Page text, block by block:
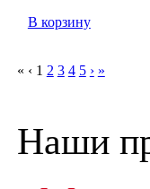
В корзину
« ‹ 1 2 3 4 5 › »
Наши